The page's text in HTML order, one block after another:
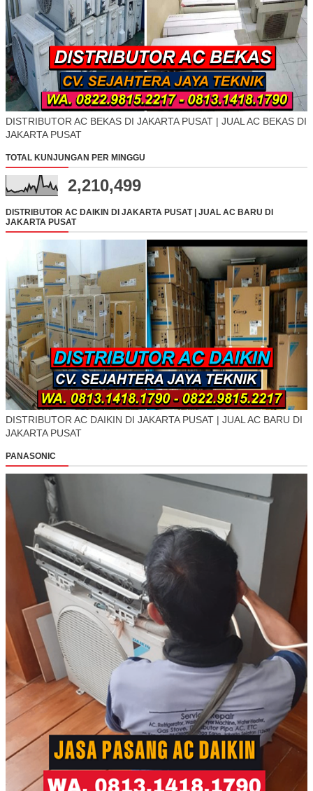
DISTRIBUTOR AC BEKAS DI JAKARTA PUSAT | JUAL AC BEKAS DI
JAKARTA PUSAT
TOTAL KUNJUNGAN PER MINGGU
2,210,499
DISTRIBUTOR AC DAIKIN DI JAKARTA PUSAT | JUAL AC BARU DI
JAKARTA PUSAT
DISTRIBUTOR AC DAIKIN DI JAKARTA PUSAT | JUAL AC BARU DI
JAKARTA PUSAT
PANASONIC